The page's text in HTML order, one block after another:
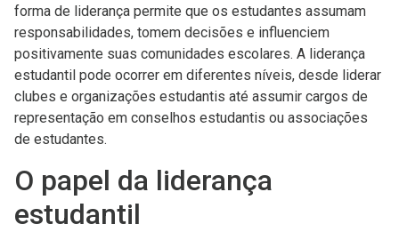
forma de liderança permite que os estudantes assumam
responsabilidades, tomem decisões e influenciem
positivamente suas comunidades escolares. A liderança
estudantil pode ocorrer em diferentes níveis, desde liderar
clubes e organizações estudantis até assumir cargos de
representação em conselhos estudantis ou associações
de estudantes.
O papel da liderança
estudantil